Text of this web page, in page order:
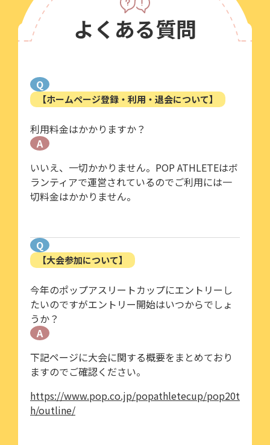
よくある質問
Q
【ホームページ登録・利用・退会について】
利用料金はかかりますか？
A
いいえ、一切かかりません。POP ATHLETEはボ
ランティアで運営されているのでご利用には一
切料金はかかりません。
Q
【大会参加について】
今年のポップアスリートカップにエントリーし
たいのですがエントリー開始はいつからでしょ
うか？
A
下記ページに大会に関する概要をまとめており
ますのでご確認ください。
https://www.pop.co.jp/popathletecup/pop20t
h/outline/